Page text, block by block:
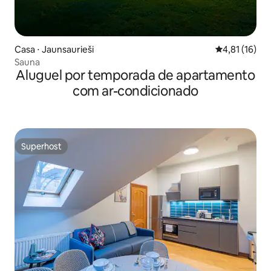
Casa ⋅ Jaunsaurieši 4,81 de uma
4,81 (16)
Sauna
Aluguel por temporada de apartamento
com ar-condicionado
Superhost
Superhost